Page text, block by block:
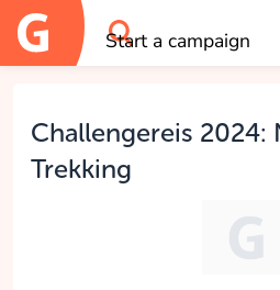
Start a campaign
OK
Challengereis 2024:
Trekking